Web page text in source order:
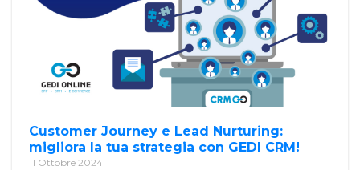
Customer Journey e Lead Nurturing:
migliora la tua strategia con GEDI CRM!
11 Ottobre 2024